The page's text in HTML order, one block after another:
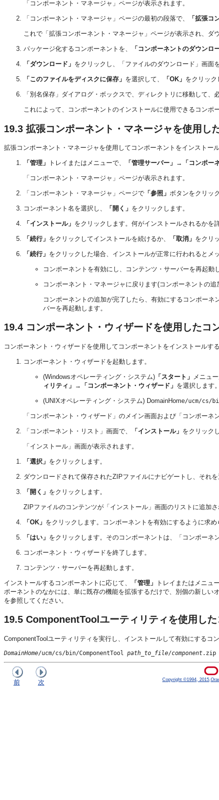
「コンポーネント・マネージャ」ページが表示されます。
「コンポーネント・マネージャ」ページの最初の段落で、 「拡張コ
これで「拡張コンポーネント・マネージャ」ページが表示され、
パッケージ化するコンポーネントを、 「コンポーネントのダウンロ
「ダウンロード」 をクリックし、「ファイルのダウンロード」画面
「このファイルをディスクに保存」 を選択して、 「OK」 をクリック
「別名保存」ダイアログ・ボックスで、ディレクトリに移動して、
これによって、コンポーネントのインストールに使用できるコンポ
19.3 拡張コンポーネント・マネージャを使用し
拡張コンポーネント・マネージャを使用してコンポーネントをインストー
「管理」 トレイまたはメニューで、 「管理サーバー」 → 「コンポー
「コンポーネント・マネージャ」ページが表示されます。
「コンポーネント・マネージャ」ページで 「参照」 ボタンをクリッ
コンポーネント名を選択し、 「開く」 をクリックします。
「インストール」 をクリックします。何がインストールされるかを
「続行」 をクリックしてインストールを続けるか、 「取消」 をクリ
「続行」 をクリックした場合、インストールが正常に行われると
コンポーネントを有効にし、コンテンツ・サーバーを再起動
コンポーネント・マネージャに戻ります(コンポーネントの
コンポーネントの追加が完了したら、有効にするコンポーネ
バーを再起動します。
19.4 コンポーネント・ウィザードを使用したコ
コンポーネント・ウィザードを使用してコンポーネントをインストールす
コンポーネント・ウィザードを起動します。
(Windowsオペレーティング・システム) 「スタート」
メニュ
ィリティ」 → 「コンポーネント・ウィザード」 を選択します
(UNIXオペレーティング・システム) DomainHome/ucm/cs/
「コンポーネント・ウィザード」のメイン画面および「コンポーネ
「コンポーネント・リスト」画面で、 「インストール」 をクリック
「インストール」画面が表示されます。
「選択」 をクリックします。
ダウンロードされて保存されたZIPファイルにナビゲートし、それ
「開く」 をクリックします。
ZIPファイルのコンテンツが「インストール」画面のリストに追加
「OK」 をクリックします。コンポーネントを有効にするように求め
「はい」 をクリックします。そのコンポーネントは、「コンポー
コンポーネント・ウィザードを終了します。
コンテンツ・サーバーを再起動します。
インストールするコンポーネントに応じて、 「管理」
トレイまたはメニュ
ポーネントのなかには、単に既存の機能を拡張するだけで、別個の新し
を参照してください。
19.5 ComponentToolユーティリティを使用し
ComponentToolユーティリティを実行し、インストールして有効にするコ
DomainHome/ucm/cs/bin/ComponentTool path_to_file/component
前 次 Copyright ©1994,